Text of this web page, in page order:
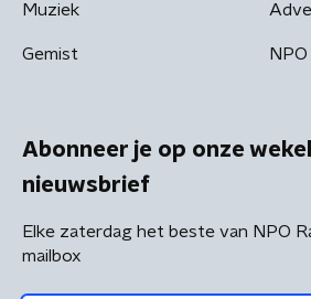
Muziek
Gemist
Abonneer je op onze
nieuwsbrief
Elke zaterdag het beste van NPO
mailbox